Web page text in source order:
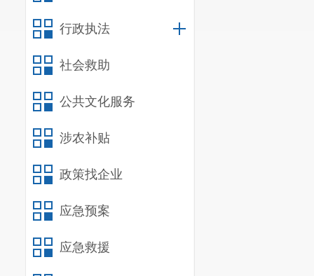
行政执法
社会救助
公共文化服务
涉农补贴
政策找企业
应急预案
应急救援